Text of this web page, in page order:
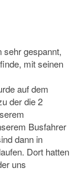
sehr gespannt,
mit seinen
auf dem
der die 2
Busfahrer
dann in
Dort hatten
uns